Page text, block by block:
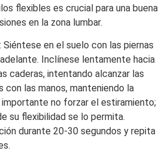
flexibles es crucial para una buena
en la zona lumbar.​
: Siéntese en el suelo con las piernas
Inclínese lentamente hacia
caderas, intentando alcanzar las
con las manos, manteniendo la
no forzar el estiramiento;
su flexibilidad se lo permita.
durante 20-30 segundos y repita